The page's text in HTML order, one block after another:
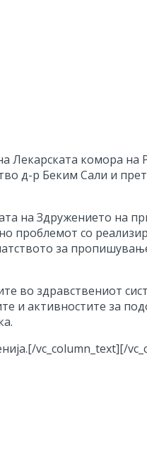
Лекарската комора
д-р Беким Сали и
на Здружението на
проблемот со
за
во здравствениот
и активностите за
[/vc_column_text][/